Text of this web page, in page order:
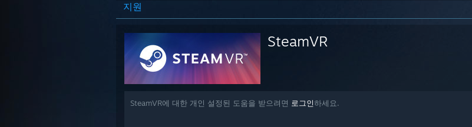
지원
SteamVR
SteamVR에 대한 개인 설정된 도움을 받으려면 로그인하세요.